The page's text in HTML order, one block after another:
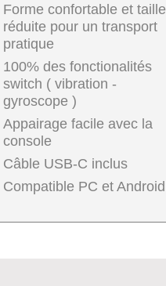
Forme confortable et taille
réduite pour un transport
pratique
100% des fonctionalités
switch ( vibration -
gyroscope )
Appairage facile avec la
console
Câble USB-C inclus
Compatible PC et Android